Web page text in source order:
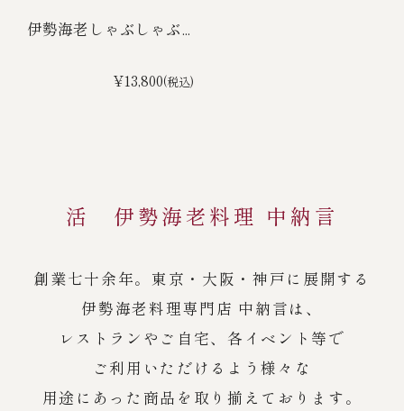
伊勢海老しゃぶしゃぶ...
¥13,800(税込)
活 伊勢海老料理 中納言
創業七十余年。東京・大阪・神戸に展開する
伊勢海老料理専門店 中納言は、
レストランやご自宅、各イベント等で
ご利用いただけるよう様々な
用途にあった商品を取り揃えております。